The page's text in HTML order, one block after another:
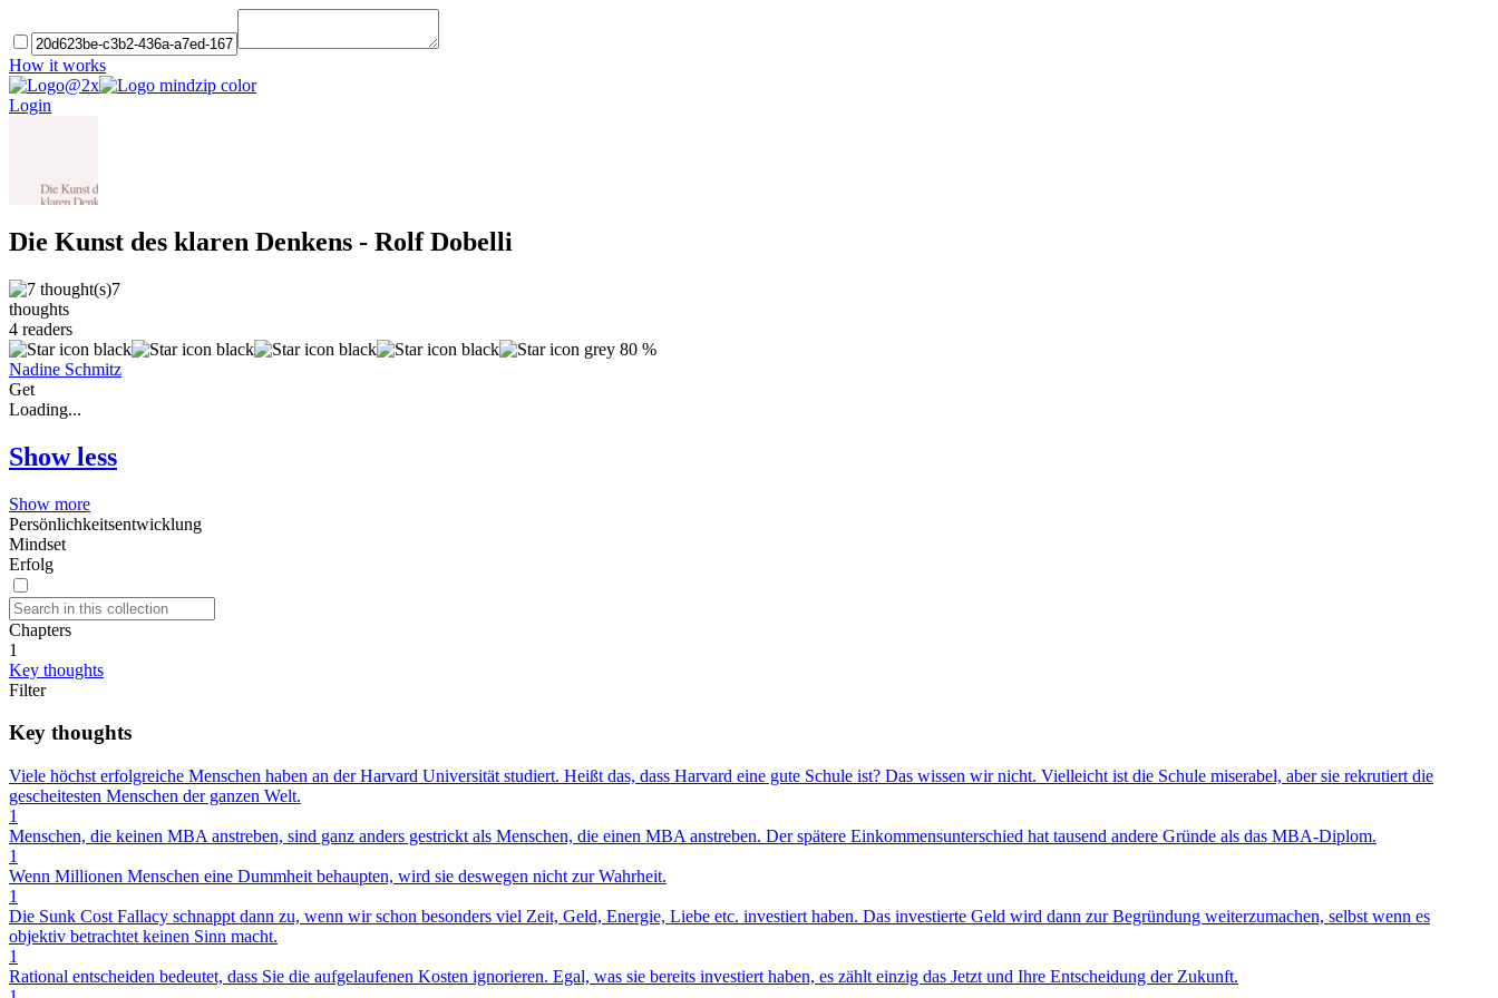
How it works
Login
Die Kunst des klaren Denkens - Rolf Dobelli
7
thoughts
4 readers
80 %
Nadine Schmitz
Get
Loading...
Show less
Show more
Persönlichkeitsentwicklung
Mindset
Erfolg
Chapters
1
Key thoughts
Filter
Key thoughts
Viele höchst erfolgreiche Menschen haben an der Harvard Universität studiert. Heißt das, dass Harvard eine gute Schule ist? Das wissen wir nicht. Vielleicht ist die Schule miserabel, aber sie rekrutiert die
gescheitesten Menschen der ganzen Welt.
1
Menschen, die keinen MBA anstreben, sind ganz anders gestrickt als Menschen, die einen MBA anstreben. Der spätere Einkommensunterschied hat tausend andere Gründe als das MBA-Diplom.
1
Wenn Millionen Menschen eine Dummheit behaupten, wird sie deswegen nicht zur Wahrheit.
1
Die Sunk Cost Fallacy schnappt dann zu, wenn wir schon besonders viel Zeit, Geld, Energie, Liebe etc. investiert haben. Das investierte Geld wird dann zur Begründung weiterzumachen, selbst wenn es
objektiv betrachtet keinen Sinn macht.
1
Rational entscheiden bedeutet, dass Sie die aufgelaufenen Kosten ignorieren. Egal, was sie bereits investiert haben, es zählt einzig das Jetzt und Ihre Entscheidung der Zukunft.